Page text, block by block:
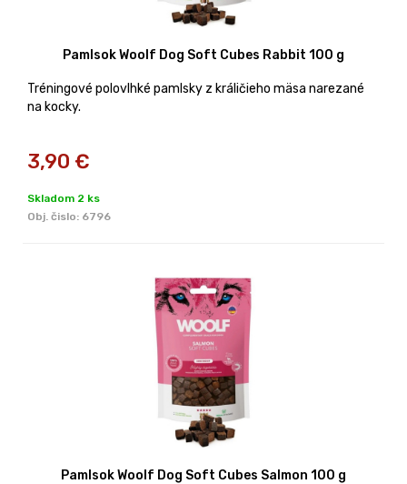
Pamlsok Woolf Dog Soft Cubes Rabbit 100 g
Tréningové polovlhké pamlsky z králičieho mäsa narezané
na kocky.
3,90 €
Skladom 2 ks
Obj. čislo: 6796
Pamlsok Woolf Dog Soft Cubes Salmon 100 g